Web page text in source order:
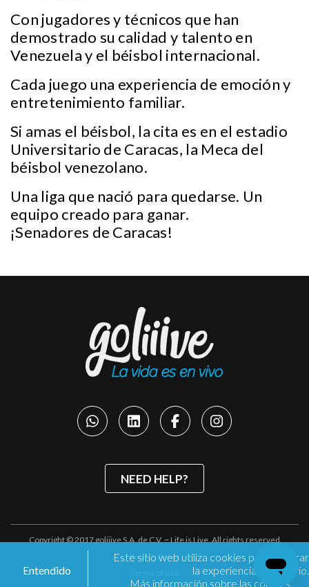
Con jugadores y técnicos que han
demostrado su calidad y talento en
Venezuela y el béisbol internacional.
Cada juego una experiencia de emoción y
entretenimiento familiar.
Si amas el béisbol, la cita es en el estadio
Universitario de Caracas, la Meca del
béisbol venezolano.
Una liga que nació para quedarse. Un
equipo creado para ganar.
¡Senadores de Caracas!
NEED HELP?
Copyright © 2017 goliiive S.A. de C.V. ~ Life is Live. All rights reserved
Privacy Policy
Entendido
Este sitio web utiliza cookies para mejorar
la experiencia de usuario.
Más información sobre las cookies.